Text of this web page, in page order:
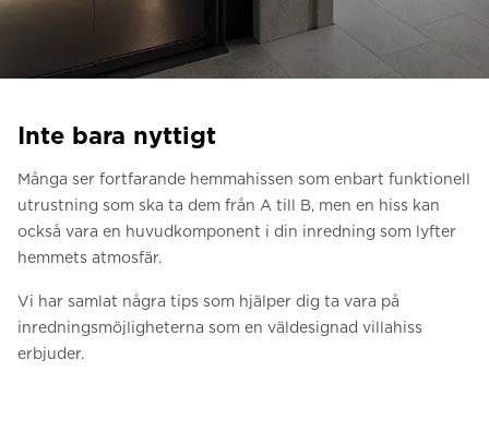
Be om ett offertförslag
Kontakta oss
FAQ
SV
Inte bara nyttigt
Många ser fortfarande hemmahissen som enbart funktionell
utrustning som ska ta dem från A till B, men en hiss kan
också vara en huvudkomponent i din inredning som lyfter
hemmets atmosfär.
Vi har samlat några tips som hjälper dig ta vara på
inredningsmöjligheterna som en väldesignad villahiss
erbjuder.